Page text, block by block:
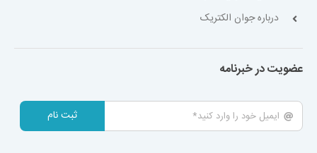
درباره جوان الکتریک
عضویت در خبرنامه
ثبت نام